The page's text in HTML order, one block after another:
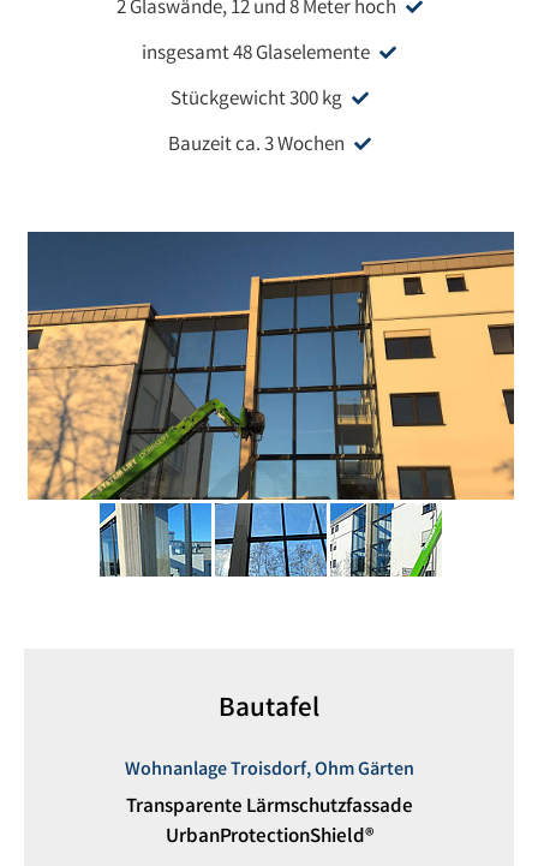
2 Glaswände, 12 und 8 Meter hoch
insgesamt 48 Glaselemente
Stückgewicht 300 kg
Bauzeit ca. 3 Wochen
Bautafel
Wohnanlage Troisdorf, Ohm Gärten
Transparente Lärmschutzfassade
UrbanProtectionShield®